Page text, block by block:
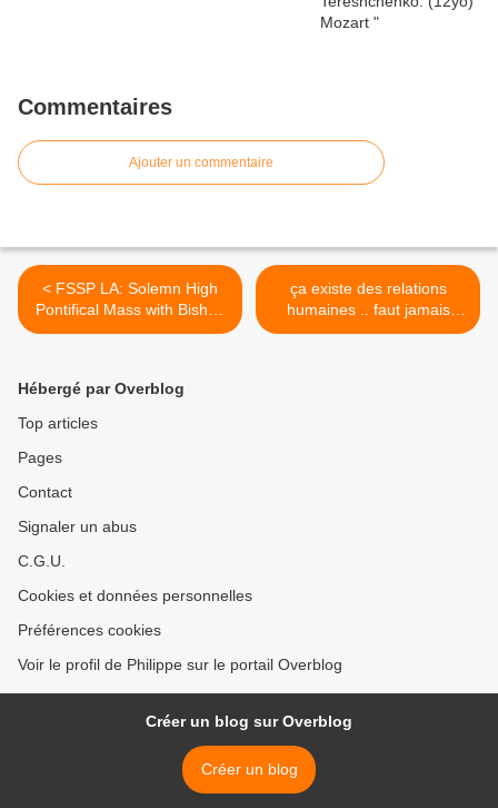
Commentaires
Ajouter un commentaire
< FSSP LA: Solemn High
Pontifical Mass with Bishop
Athanasius Schneider
ça existe des relations
humaines .. faut jamais
désespérer. >
Hébergé par Overblog
Top articles
Pages
Contact
Signaler un abus
C.G.U.
Cookies et données personnelles
Préférences cookies
Voir le profil de Philippe sur le portail Overblog
Créer un blog sur Overblog
Créer un blog